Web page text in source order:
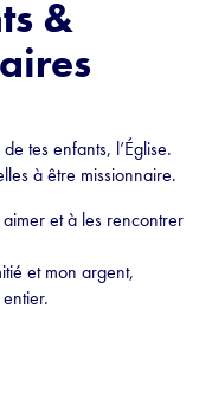
&
tes enfants, l’Église.
à être missionnaire.
et à les rencontrer
et mon argent,